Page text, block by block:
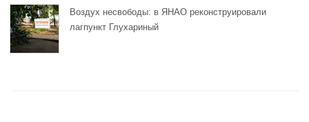
Воздух несвободы: в ЯНАО реконструировали
лагпункт Глухариный